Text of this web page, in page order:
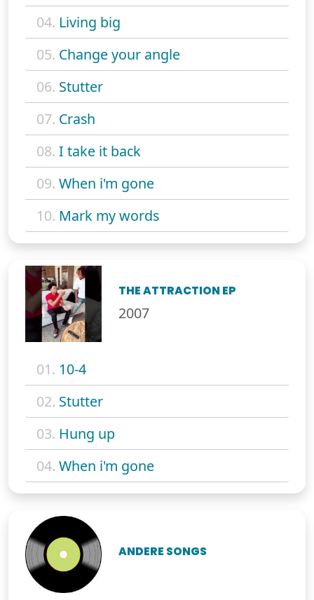
04. Living big
05. Change your angle
06. Stutter
07. Crash
08. I take it back
09. When i'm gone
10. Mark my words
THE ATTRACTION EP
2007
01. 10-4
02. Stutter
03. Hung up
04. When i'm gone
ANDERE SONGS